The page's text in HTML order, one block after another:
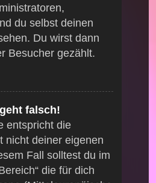
du selbst deinen
Du wirst dann
Besucher gezählt.
falsch!
entspricht die
nicht deiner eigenen
Fall solltest du im
die für dich